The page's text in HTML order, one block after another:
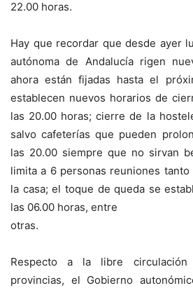
22.00 horas.
Hay que recordar que desde ayer
autónoma de Andalucía rigen
ahora están fijadas hasta el
establecen nuevos horarios de
las 20.00 horas; cierre de la
salvo cafeterías que pueden
las 20.00 siempre que no sirvan
limita a 6 personas reuniones
la casa; el toque de queda se
las 06.00 horas, entre
otras.
Respecto a la libre
provincias, el Gobierno